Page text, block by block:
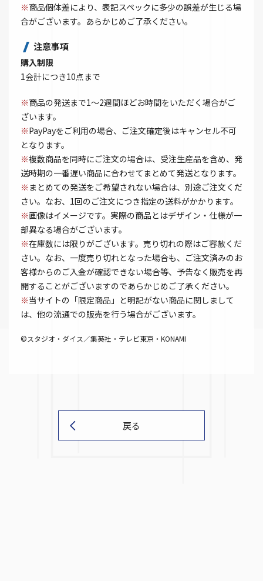
※商品個体差により、表記スペックに多少の誤差が生じる場
合がございます。あらかじめご了承ください。
注意事項
購入制限
1会計につき10点まで
※商品の発送まで1～2週間ほどお時間をいただく場合がご
ざいます。
※PayPayをご利用の場合、ご注文確定後はキャンセル不可
となります。
※複数商品を同時にご注文の場合は、受注生産品を含め、発
送時期の一番遅い商品に合わせてまとめて発送となります。
※ まとめての発送をご希望されない場合は、別途ご注文くだ
さい。なお、1回のご注文につき指定の送料がかかります。
※画像はイメージです。実際の商品とはデザイン・仕様が一
部異なる場合がございます。
※在庫数には限りがございます。売り切れの際はご容赦くだ
さい。なお、一度売り切れとなった場合も、ご注文済みのお
客様からのご入金が確認できない場合等、予告なく販売を再
開することがございますのであらかじめご了承ください。
※当サイトの「限定商品」と明記がない商品に関しまして
は、他の流通での販売を行う場合がございます。
©スタジオ・ダイス／集英社・テレビ東京・KONAMI
戻る